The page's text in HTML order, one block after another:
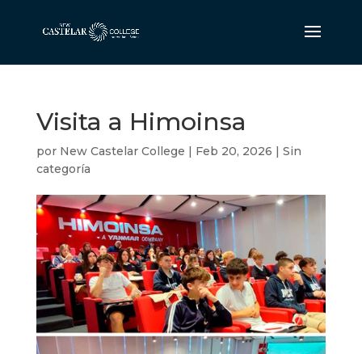
Visita a Himoinsa
por New Castelar College | Feb 20, 2026 | Sin
categoría